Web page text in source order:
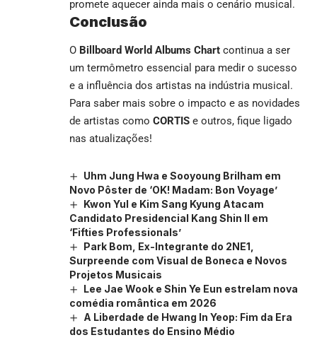
promete aquecer ainda mais o cenário musical.
Conclusão
O Billboard World Albums Chart continua a ser
um termômetro essencial para medir o sucesso
e a influência dos artistas na indústria musical.
Para saber mais sobre o impacto e as novidades
de artistas como CORTIS e outros, fique ligado
nas atualizações!
Uhm Jung Hwa e Sooyoung Brilham em
Novo Pôster de ‘OK! Madam: Bon Voyage’
Kwon Yul e Kim Sang Kyung Atacam
Candidato Presidencial Kang Shin Il em
‘Fifties Professionals’
Park Bom, Ex-Integrante do 2NE1,
Surpreende com Visual de Boneca e Novos
Projetos Musicais
Lee Jae Wook e Shin Ye Eun estrelam nova
comédia romântica em 2026
A Liberdade de Hwang In Yeop: Fim da Era
dos Estudantes do Ensino Médio